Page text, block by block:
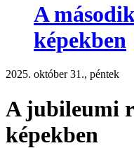
A
képekben
2025. október 31., péntek
A jubileumi
képekben